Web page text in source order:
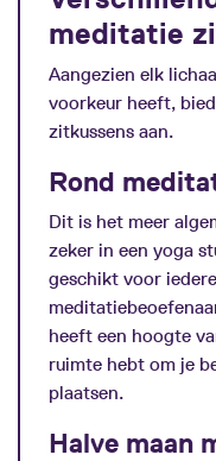
meditatie
Aangezien elk
voorkeur heeft,
zitkussens aan.
Rond
Dit is het meer
zeker in een yoga
geschikt voor
heeft een hoogte
ruimte hebt om je
plaatsen.
Halve maan